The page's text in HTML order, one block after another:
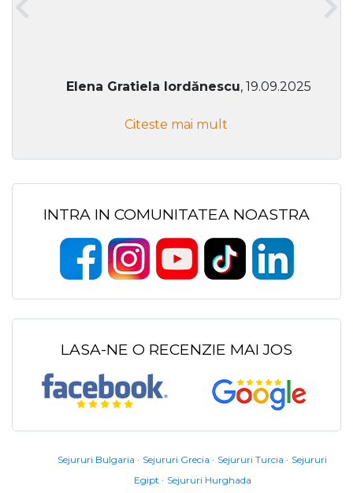
Elena Gratiela Iordănescu, 19.09.2025
Citeste mai mult
INTRA IN COMUNITATEA NOASTRA
LASA-NE O RECENZIE MAI JOS
Sejururi Bulgaria Sejururi Grecia Sejururi Turcia
Sejururi
Egipt
Sejururi Hurghada